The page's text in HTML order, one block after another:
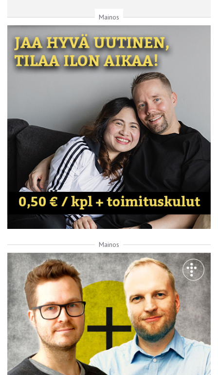
Mainos
Mainos